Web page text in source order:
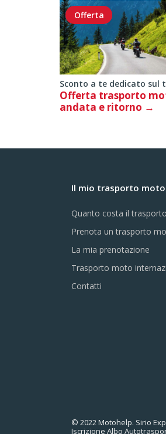
Offerta
Sconto a te dedicato sul
Offerta trasporto
andata e ritorno
Il mio trasporto moto
Quanto costa il
Prenota un trasporto
La mia prenotazione
Trasporto moto
Contatti
© 2022 Motohelp. Sirio
Iscrizione Albo